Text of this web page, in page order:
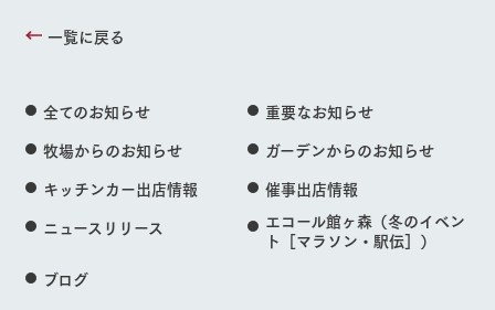
一覧に戻る
全てのお知らせ
重要なお知らせ
牧場からのお知らせ
ガーデンからのお知らせ
キッチンカー出店情報
催事出店情報
ニュースリリース
エコール館ヶ森（冬のイベン
ト［マラソン・駅伝］）
ブログ